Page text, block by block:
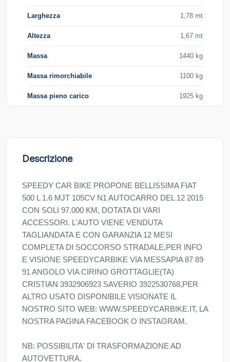
Larghezza 1,78 mt
Altezza 1,67 mt
Massa 1440 kg
Massa rimorchiabile 1100 kg
Massa pieno carico 1925 kg
Descrizione
SPEEDY CAR BIKE PROPONE BELLISSIMA FIAT
500 L 1.6 MJT 105CV N1 AUTOCARRO DEL 12 2015
CON SOLI 97.000 KM, DOTATA DI VARI
ACCESSORI. L'AUTO VIENE VENDUTA
TAGLIANDATA E CON GARANZIA 12 MESI
COMPLETA DI SOCCORSO STRADALE,PER INFO
E VISIONE SPEEDYCARBIKE VIA MESSAPIA 87 89
91 ANGOLO VIA CIRINO GROTTAGLIE(TA)
CRISTIAN 3932906923 SAVERIO 3922530768,PER
ALTRO USATO DISPONIBILE VISIONATE IL
NOSTRO SITO WEB: WWW.SPEEDYCARBIKE.IT, LA
NOSTRA PAGINA FACEBOOK O INSTAGRAM.
NB: POSSIBILITA' DI TRASFORMAZIONE AD
AUTOVETTURA.